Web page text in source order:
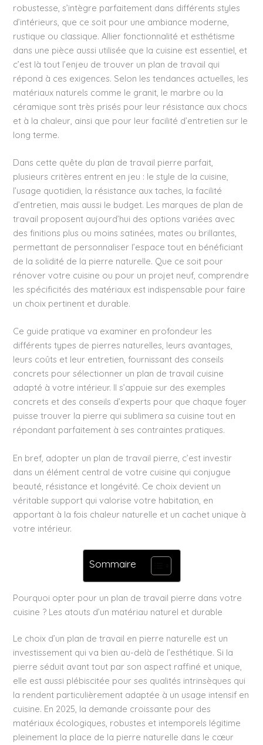
robustesse, s’intègre parfaitement dans différents styles
d’intérieurs, que ce soit pour une ambiance moderne,
rustique ou classique. Allier fonctionnalité et esthétisme
dans une pièce aussi utilisée que la cuisine est essentiel, et
c’est là tout l’enjeu de trouver un plan de travail qui
répond à ces exigences. Selon les tendances actuelles, les
matériaux naturels comme le granit, le marbre ou la
céramique sont très prisés pour leur résistance aux chocs
et à la chaleur, ainsi que pour leur facilité d’entretien sur le
long terme.
Dans cette quête du plan de travail pierre parfait,
plusieurs critères entrent en jeu : le style de la cuisine,
l’usage quotidien, la résistance aux taches, la facilité
d’entretien, mais aussi le budget. Les marques de plan de
travail proposent aujourd’hui des options variées avec
des finitions plus ou moins satinées, mates ou brillantes,
permettant de personnaliser l’espace tout en bénéficiant
de la solidité de la pierre naturelle. Que ce soit pour
rénover votre cuisine ou pour un projet neuf, comprendre
les spécificités des matériaux est indispensable pour faire
un choix pertinent et durable.
Ce guide pratique va examiner en profondeur les
différents types de pierres naturelles, leurs avantages,
leurs coûts et leur entretien, fournissant des conseils
concrets pour sélectionner un plan de travail cuisine
adapté à votre intérieur. Il s’appuie sur des exemples
concrets et des conseils d’experts pour que chaque foyer
puisse trouver la pierre qui sublimera sa cuisine tout en
répondant parfaitement à ses contraintes pratiques.
En bref, adopter un plan de travail pierre, c’est investir
dans un élément central de votre cuisine qui conjugue
beauté, résistance et longévité. Ce choix devient un
véritable support qui valorise votre habitation, en
apportant à la fois chaleur naturelle et un cachet unique à
votre intérieur.
Sommaire
Pourquoi opter pour un plan de travail pierre dans votre
cuisine ? Les atouts d’un matériau naturel et durable
Le choix d’un plan de travail en pierre naturelle est un
investissement qui va bien au-delà de l’esthétique. Si la
pierre séduit avant tout par son aspect raffiné et unique,
elle est aussi plébiscitée pour ses qualités intrinsèques qui
la rendent particulièrement adaptée à un usage intensif en
cuisine. En 2025, la demande croissante pour des
matériaux écologiques, robustes et intemporels légitime
pleinement la place de la pierre naturelle dans le cœur